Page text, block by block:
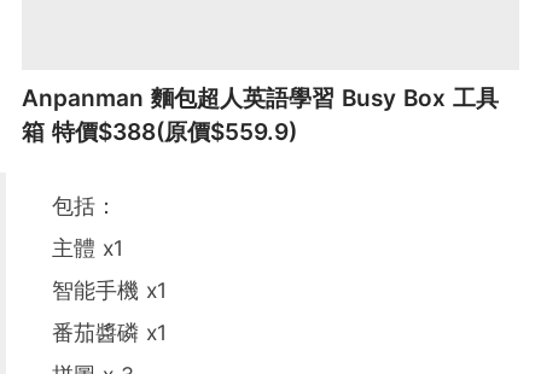
Anpanman 麵包超人英語學習 Busy Box 工具
箱 特價$388(原價$559.9)
包括：
主體 x1
智能手機 x1
番茄醬磷 x1